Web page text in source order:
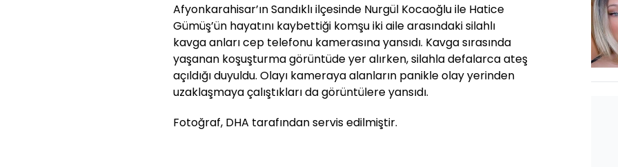
Afyonkarahisar’ın Sandıklı ilçesinde Nurgül Kocaoğlu ile Hatice
Gümüş’ün hayatını kaybettiği komşu iki aile arasındaki silahlı
kavga anları cep telefonu kamerasına yansıdı. Kavga sırasında
yaşanan koşuşturma görüntüde yer alırken, silahla defalarca ateş
açıldığı duyuldu. Olayı kameraya alanların panikle olay yerinden
uzaklaşmaya çalıştıkları da görüntülere yansıdı.
Fotoğraf, DHA tarafından servis edilmiştir.